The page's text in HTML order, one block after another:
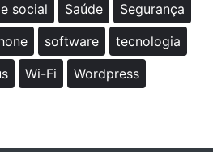
social Saúde
Segurança
software
tecnologia
Wi-Fi
Wordpress